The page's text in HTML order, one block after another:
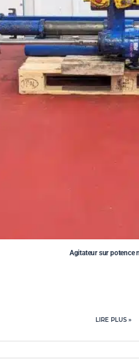
Agitateur sur potence
LIRE PLUS »